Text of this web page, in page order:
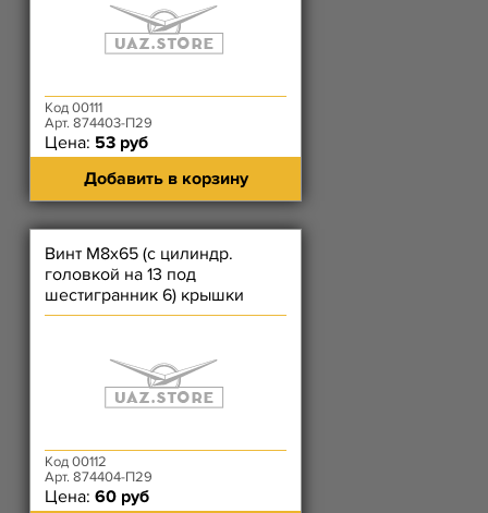
Код 00111
Арт. 874403-П29
Цена: 53 руб
Добавить в корзину
Винт М8х65 (с цилиндр.
головкой на 13 под
шестигранник 6) крышки
цепи длинный, корпуса
Код 00112
Арт. 874404-П29
Цена: 60 руб